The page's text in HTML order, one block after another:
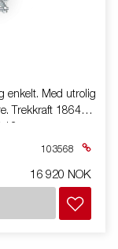
enkelt. Med utrolig
Trekkraft 1864
m.
103568
16 920 NOK